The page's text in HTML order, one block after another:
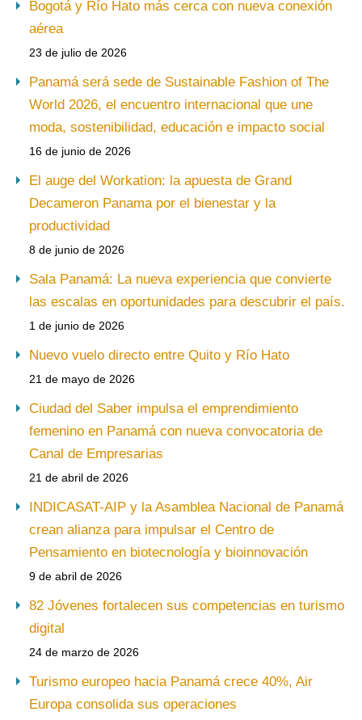
Bogotá y Río Hato más cerca con nueva conexión
aérea
23 de julio de 2026
Panamá será sede de Sustainable Fashion of The
World 2026, el encuentro internacional que une
moda, sostenibilidad, educación e impacto social
16 de junio de 2026
El auge del Workation: la apuesta de Grand
Decameron Panama por el bienestar y la
productividad
8 de junio de 2026
Sala Panamá: La nueva experiencia que convierte
las escalas en oportunidades para descubrir el país.
1 de junio de 2026
Nuevo vuelo directo entre Quito y Río Hato
21 de mayo de 2026
Ciudad del Saber impulsa el emprendimiento
femenino en Panamá con nueva convocatoria de
Canal de Empresarias
21 de abril de 2026
INDICASAT-AIP y la Asamblea Nacional de Panamá
crean alianza para impulsar el Centro de
Pensamiento en biotecnología y bioinnovación
9 de abril de 2026
82 Jóvenes fortalecen sus competencias en turismo
digital
24 de marzo de 2026
Turismo europeo hacia Panamá crece 40%, Air
Europa consolida sus operaciones